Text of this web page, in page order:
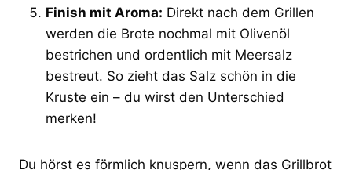
Finish mit Aroma: Direkt nach dem Grillen
werden die Brote nochmal mit Olivenöl
bestrichen und ordentlich mit Meersalz
bestreut. So zieht das Salz schön in die
Kruste ein – du wirst den Unterschied
merken!
Du hörst es förmlich knuspern, wenn das Grillbrot